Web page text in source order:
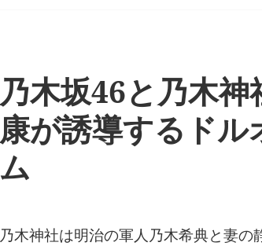
乃木坂46と乃木
康が誘導するド
ム
乃木神社は明治の軍人乃木希典と妻